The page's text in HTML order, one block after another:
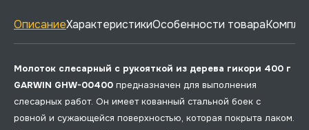
ОписаниеХарактеристикиОсобенности товара
Молоток слесарный с рукояткой из дерева гикори 400 г
GARWIN GHW-00400 предназначен для выполнения
слесарных работ. Он имеет кованный стальной боек с
ровной и сужающейся поверхностью, которая покрыта лаком.